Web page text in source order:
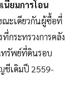
นียมการโอน
ณะเดียวกันผู้ซื้อที่
กระทรวงการคลัง
รัพย์ที่ดินรอบ
ชีเดิมปี 2559-